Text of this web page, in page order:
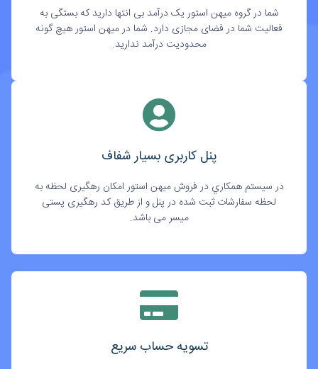
شما در گروه میهن استور یک درآمد بی انتها دارید که بستگی به
فعالیت شما در فضای مجازی دارد. شما در میهن استور هیچ گونه
محدودیت درآمد ندارید.
پنل کاربری بسیار شفاف
در سيستم همکاري در فروش میهن استور امکان رهگیری لحظه به
لحظه سفارشات ثبت شده در پنل و از طریق کد رهگیری پستی
میسر می باشد.
تسویه حساب سریع